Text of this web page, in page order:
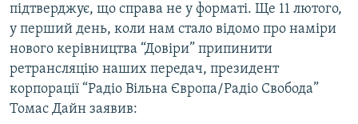
ДОЛУЧАЙСЯ!
підтверджує, що справа не у форматі. Ще 11 лютого,
у перший день, коли нам стало відомо про наміри
нового керівництва “Довіри” припинити
ретрансляцію наших передач, президент
корпорації “Радіо Вільна Європа/Радіо Свобода”
Томас Дайн заявив: